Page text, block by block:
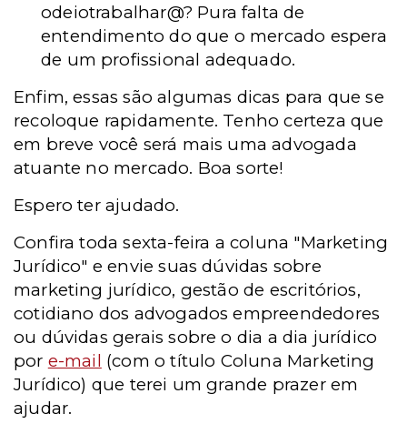
odeiotrabalhar@? Pura falta de
entendimento do que o mercado espera
de um profissional adequado.
Enfim, essas são algumas dicas para que se
recoloque rapidamente. Tenho certeza que
em breve você será mais uma advogada
atuante no mercado. Boa sorte!
Espero ter ajudado.
Confira toda sexta-feira a coluna "Marketing
Jurídico" e envie suas dúvidas sobre
marketing jurídico, gestão de escritórios,
cotidiano dos advogados empreendedores
ou dúvidas gerais sobre o dia a dia jurídico
por e-mail (com o título Coluna Marketing
Jurídico) que terei um grande prazer em
ajudar.